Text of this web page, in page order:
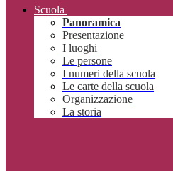
Scuola
Panoramica
Presentazione
I luoghi
Le persone
I numeri della scuola
Le carte della scuola
Organizzazione
La storia